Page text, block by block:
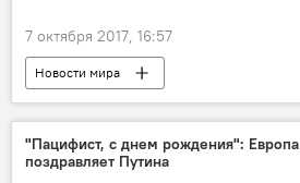
7 октября 2017, 16:57
Новости мира
Борьба Каталонии за независимость
Испания
Владимир Верников
"Пацифист, с днем рождения": Европа
поздравляет Путина